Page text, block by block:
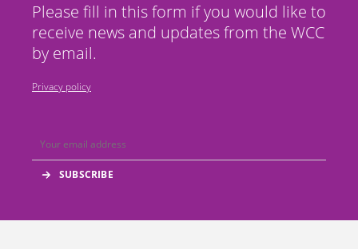
Please fill in this form if you would like to
receive news and updates from the WCC
by email.
Privacy policy